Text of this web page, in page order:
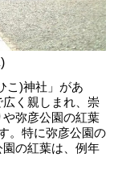
こ)神社」があ
く親しまれ、崇
弥彦公園の紅葉
。特に弥彦公園の
の紅葉は、例年